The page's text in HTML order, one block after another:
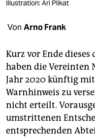
shop
fragen & hilfe
unterstützen
abo
genossenschaft
epaper login
Illustration: Ari Plikat
Von Arno Frank
Kurz vor Ende
haben die Vereinten
Jahr 2020 künftig
Warnhinweis zu
nicht erteilt.
umstrittenen
entsprechenden